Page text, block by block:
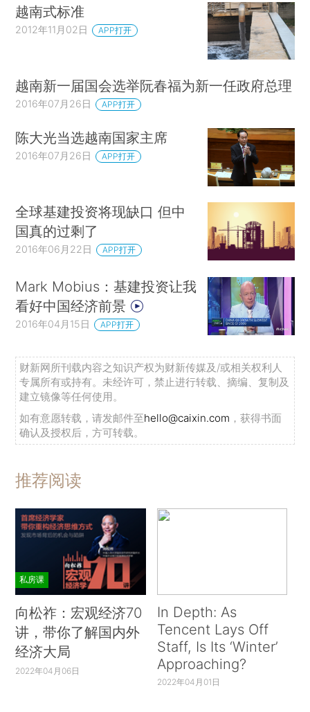
越南式标准
2012年11月02日 APP打开
越南新一届国会选举阮春福为新一任政府总理
2016年07月26日 APP打开
陈大光当选越南国家主席
2016年07月26日 APP打开
全球基建投资将现缺口 但中
国真的过剩了
2016年06月22日 APP打开
Mark Mobius：基建投资让我
看好中国经济前景
2016年04月15日 APP打开
财新网所刊载内容之知识产权为财新传媒及/或相关权利人
专属所有或持有。未经许可，禁止进行转载、摘编、复制及
建立镜像等任何使用。
如有意愿转载，请发邮件至hello@caixin.com ，获得书面
确认及授权后，方可转载。
推荐阅读
私房课
向松祚：宏观经济70
讲，带你了解国内外
经济大局
2022年04月06日
In Depth: As
Tencent Lays Off
Staff, Is Its ‘Winter’
Approaching?
2022年04月01日